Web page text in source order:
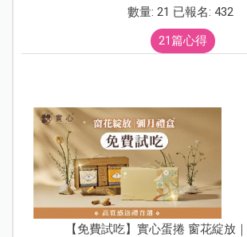
數量: 21 已報名: 432
21篇心得
【免費試吃】實心蛋捲 窗花綻放